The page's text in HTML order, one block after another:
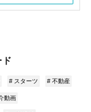
ド
# スターツ # 不動産
動画